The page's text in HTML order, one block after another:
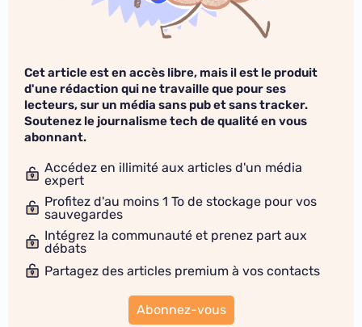
Cet article est en accès libre, mais il est le produit
d'une rédaction qui ne travaille que pour ses
lecteurs, sur un média sans pub et sans tracker.
Soutenez le journalisme tech de qualité en vous
abonnant.
Accédez en illimité aux articles d'un média
expert
Profitez d'au moins 1 To de stockage pour vos
sauvegardes
Intégrez la communauté et prenez part aux
débats
Partagez des articles premium à vos contacts
Abonnez-vous